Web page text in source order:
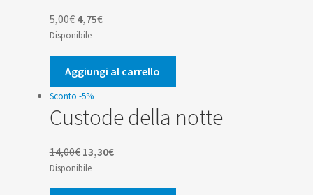
5,00€ Il
prezzo
originale
era:
5,00€.
4,75€Il
attuale
è:
4,75€.
Disponibile
Aggiungi al carrello
Sconto -5%
Custode della notte
14,00€ Il
prezzo
originale
13,30€Il
attuale
Disponibile